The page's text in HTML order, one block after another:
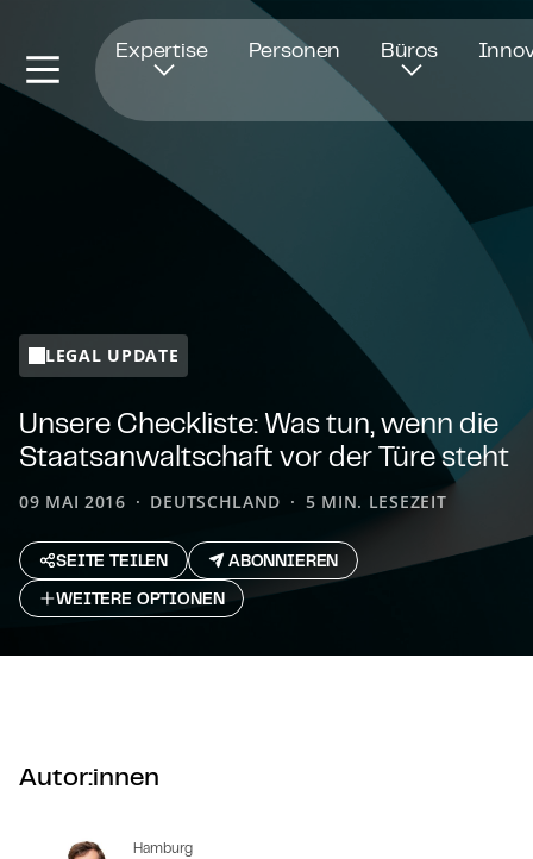
Expertise Personen Büros
LEGAL UPDATE
Unsere Checkliste: Was tun, wenn die
Staats­an­walt­schaft vor der Türe steht
09 MAI 2016 DEUTSCHLAND 5 MIN. LESEZEIT
SEITE TEILEN
ABONNIEREN
WEITERE OPTIONEN
Autor:innen
Hamburg
Öffnet in einem neuen Fenster